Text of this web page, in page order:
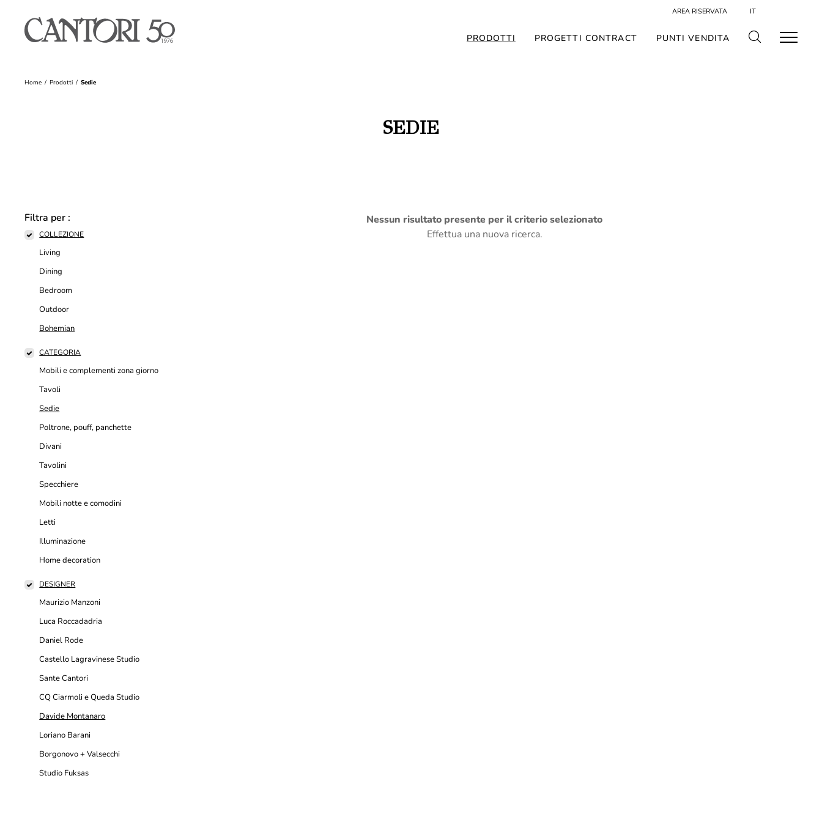
AREA RISERVATA IT
PRODOTTI PROGETTI CONTRACT PUNTI VENDITA
Home Prodotti Sedie
SEDIE
Filtra per :
COLLEZIONE
Living
Dining
Bedroom
Outdoor
Bohemian
CATEGORIA
Mobili e complementi zona giorno
Tavoli
Sedie
Poltrone, pouff, panchette
Divani
Tavolini
Specchiere
Mobili notte e comodini
Letti
Illuminazione
Home decoration
DESIGNER
Maurizio Manzoni
Luca Roccadadria
Daniel Rode
Castello Lagravinese Studio
Sante Cantori
CQ Ciarmoli e Queda Studio
Davide Montanaro
Loriano Barani
Borgonovo + Valsecchi
Studio Fuksas
Nessun risultato presente per il criterio selezionato
Effettua una nuova ricerca.